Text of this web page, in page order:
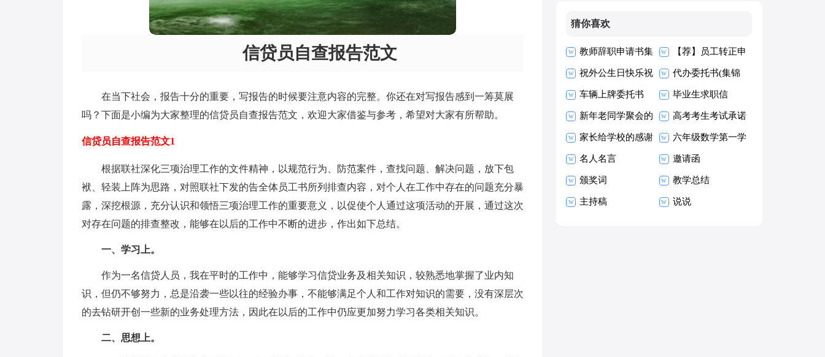
信贷员自查报告范文
在当下社会，报告十分的重要，写报告的时候要注意内容的完整。你还在对写报告感到一筹莫展
吗？下面是小编为大家整理的信贷员自查报告范文，欢迎大家借鉴与参考，希望对大家有所帮助。
信贷员自查报告范文1
根据联社深化三项治理工作的文件精神，以规范行为、防范案件，查找问题、解决问题，放下包
袱、轻装上阵为思路，对照联社下发的告全体员工书所列排查内容，对个人在工作中存在的问题充分暴
露，深挖根源，充分认识和领悟三项治理工作的重要意义，以促使个人通过这项活动的开展，通过这次
对存在问题的排查整改，能够在以后的工作中不断的进步，作出如下总结。
一、学习上。
作为一名信贷人员，我在平时的工作中，能够学习信贷业务及相关知识，较熟悉地掌握了业内知
识，但仍不够努力，总是沿袭一些以往的经验办事，不能够满足个人和工作对知识的需要，没有深层次
的去钻研开创一些新的业务处理方法，因此在以后的工作中仍应更加努力学习各类相关知识。
二、思想上。
猜你喜欢
教师辞职申请书集
合15篇
【荐】员工转正申
请书
祝外公生日快乐祝
福语
代办委托书(集锦
15篇)
车辆上牌委托书 毕业生求职信
【热】
新年老同学聚会的
祝酒词
高考考生考试承诺
书15篇
家长给学校的感谢
信
六年级数学第一学
期教学工作总结
名人名言 邀请函
颁奖词 教学总结
主持稿 说说